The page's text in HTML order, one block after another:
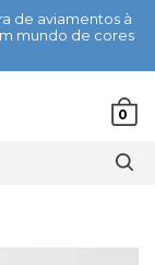
de aviamentos à
mundo de cores
0